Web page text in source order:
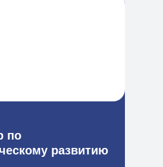
по
развитию